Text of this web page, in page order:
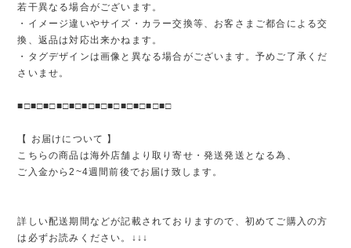
若干異なる場合がございます。
・イメージ違いやサイズ・カラー交換等、お客さまご都合による交
換、返品は対応出来かねます。
・タグデザインは画像と異なる場合がございます。予めご了承くだ
さいませ。
■□■□■□■□■□■□■□■□■□■□■□■□
【 お届けについて 】
こちらの商品は海外店舗より取り寄せ・発送発送となる為、
ご入金から2~4週間前後でお届け致します。
詳しい配送期間などが記載されておりますので、初めてご購入の方
は必ずお読みください。↓↓↓